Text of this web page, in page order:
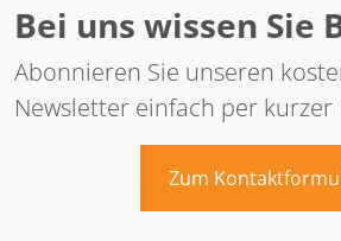
Bei uns wissen Sie
Abonnieren Sie unseren
Newsletter einfach per kurzer
Zum